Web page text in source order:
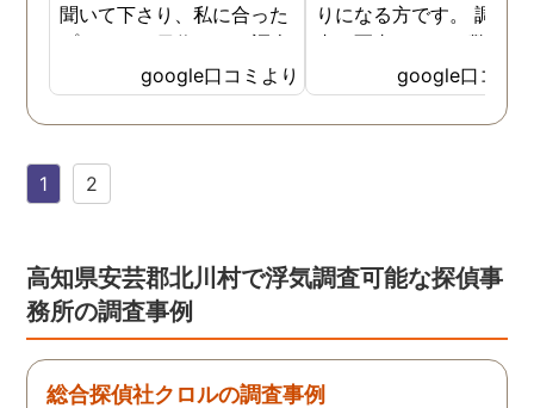
聞いて下さり、私に合った
プランで15日位かけて調査
してもらいました。 噂通り
調査も細かく、こんな所ま
でしっかり撮ってくれたん
拠で旦那と今後の話しが早
で本当に色々と教えてくだ
さり、よくないことはしっ
かり注意してくださる方で
した。本当に感謝してま
す。また分からない事があ
google口コミより
りになる方です。 調査
書の写真もいつも驚かさ
てどうやって撮ったのか
くと面白い話し聞かせて
れますね。 問題がない
google口コミ
1 2
高知県安芸郡北川村で浮気調査可能な探偵事
務所の調査事例
総合探偵社クロルの調査事例